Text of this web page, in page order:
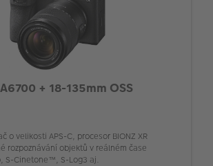
+ 18-135mm OSS
o velikosti APS-C, procesor BIONZ XR
rozpoznávání objektů v reálném čase
S-Cinetone™, S-Log3 aj.